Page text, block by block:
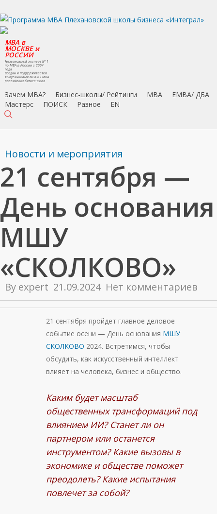
to
main
content
MBA в
МОСКВЕ и
РОССИИ
Независимый эксперт № 1
по MBA в России с 2004
года
Создан и поддерживается
выпускниками MBA и EMBA
российских бизнес-школ
Зачем MBA? Бизнес-школы/ Рейтинги MBA
EMBA/ ДБA
Мастерс
ПОИСК Разное EN
Новости и мероприятия
21 сентября —
День основания
МШУ
«СКОЛКОВО»
By expert 21.09.2024 Нет комментариев
21 сентября пройдет главное деловое
событие осени — День основания МШУ
СКОЛКОВО 2024. Встретимся, чтобы
обсудить, как искусственный интеллект
влияет на человека, бизнес и общество.
Каким будет масштаб
общественных трансформаций под
влиянием ИИ? Станет ли он
партнером или останется
инструментом? Какие вызовы в
экономике и обществе поможет
преодолеть? Какие испытания
повлечет за собой?